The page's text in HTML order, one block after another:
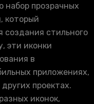
прозрачных
который
создания стильного
эти иконки
в
приложениях,
проектах.
иконок,